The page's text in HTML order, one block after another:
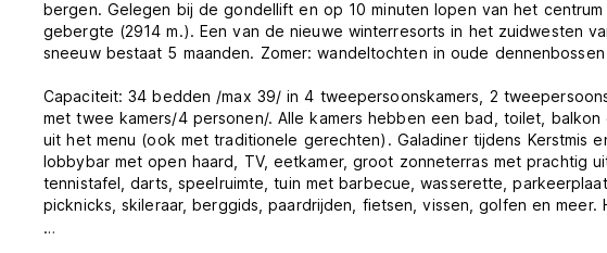
bergen. Gelegen bij de gondellift en op 10 minuten lopen van het
gebergte (2914 m.). Een van de nieuwe winterresorts in het zuidwesten
sneeuw bestaat 5 maanden. Zomer: wandeltochten in oude
Capaciteit: 34 bedden /max 39/ in 4 tweepersoonskamers, 2
met twee kamers/4 personen/. Alle kamers hebben een bad, toilet,
uit het menu (ook met traditionele gerechten). Galadiner tijdens Kerstmis
lobbybar met open haard, TV, eetkamer, groot zonneterras met prachtig
tennistafel, darts, speelruimte, tuin met barbecue, wasserette,
picknicks, skileraar, berggids, paardrijden, fietsen, vissen, golfen en